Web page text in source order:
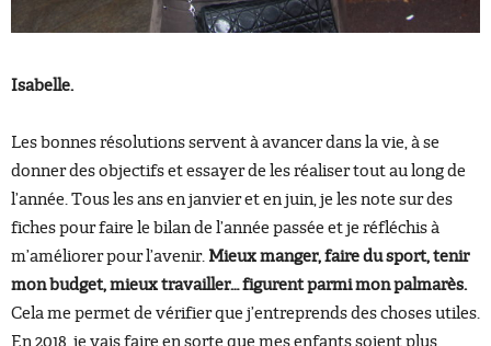
Isabelle.
Les bonnes résolutions servent à avancer dans la vie, à se
donner des objectifs et essayer de les réaliser tout au long de
l’année. Tous les ans en janvier et en juin, je les note sur des
fiches pour faire le bilan de l’année passée et je réfléchis à
m’améliorer pour l’avenir. Mieux manger, faire du sport, tenir
mon budget, mieux travailler… figurent parmi mon palmarès.
Cela me permet de vérifier que j’entreprends des choses utiles.